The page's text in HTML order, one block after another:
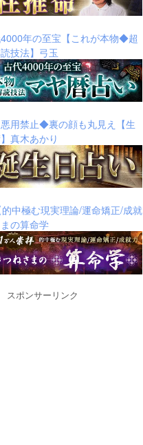
年の至宝【これが本物◆超
技法】弓玉
用禁止◆裏の顔も丸見え【生
真木あかり
中極む現実理論/運命矯正/成就
の算命学
スポンサーリンク